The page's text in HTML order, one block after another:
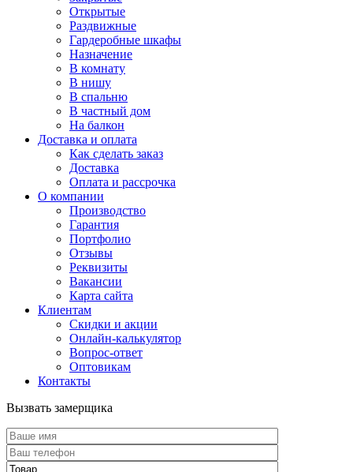
Открытые
Раздвижные
Гардеробные шкафы
Назначение
В комнату
В нишу
В спальню
В частный дом
На балкон
Доставка и оплата
Как сделать заказ
Доставка
Оплата и рассрочка
О компании
Производство
Гарантия
Портфолио
Отзывы
Реквизиты
Вакансии
Карта сайта
Клиентам
Скидки и акции
Онлайн-калькулятор
Вопрос-ответ
Оптовикам
Контакты
Вызвать замерщика